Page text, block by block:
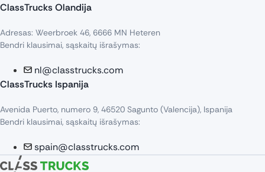
ClassTrucks Olandija​
Adresas: Weerbroek 46, 6666 MN Heteren
Bendri klausimai, sąskaitų išrašymas:
nl@classtrucks.com
ClassTrucks Ispanija
Avenida Puerto, numero 9, 46520 Sagunto (Valencija), Ispanija
Bendri klausimai, sąskaitų išrašymas:
spain@classtrucks.com